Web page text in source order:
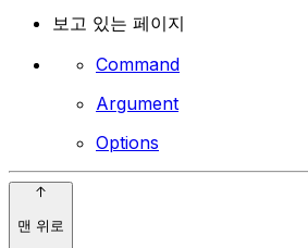
보고 있는 페이지
Command
Argument
Options
맨 위로